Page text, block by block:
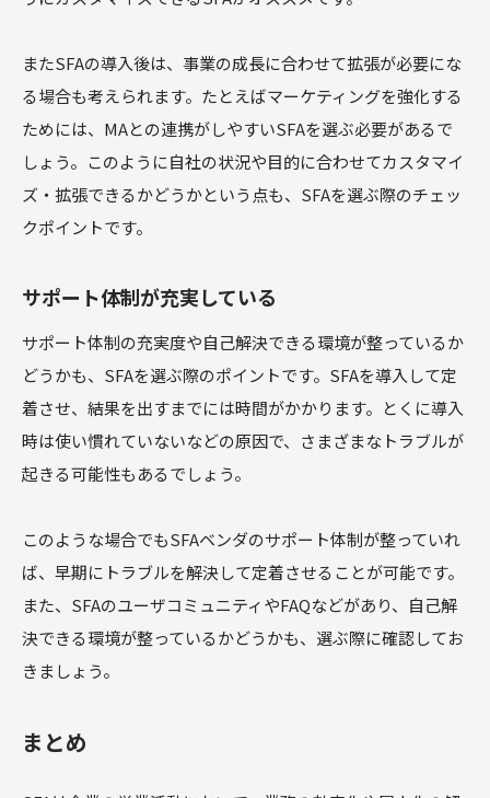
またSFAの導入後は、事業の成長に合わせて拡張が必要にな
る場合も考えられます。たとえばマーケティングを強化する
ためには、MAとの連携がしやすいSFAを選ぶ必要があるで
しょう。このように自社の状況や目的に合わせてカスタマイ
ズ・拡張できるかどうかという点も、SFAを選ぶ際のチェッ
クポイントです。
サポート体制が充実している
サポート体制の充実度や自己解決できる環境が整っているか
どうかも、SFAを選ぶ際のポイントです。SFAを導入して定
着させ、結果を出すまでには時間がかかります。とくに導入
時は使い慣れていないなどの原因で、さまざまなトラブルが
起きる可能性もあるでしょう。
このような場合でもSFAベンダのサポート体制が整っていれ
ば、早期にトラブルを解決して定着させることが可能です。
また、SFAのユーザコミュニティやFAQなどがあり、自己解
決できる環境が整っているかどうかも、選ぶ際に確認してお
きましょう。
まとめ